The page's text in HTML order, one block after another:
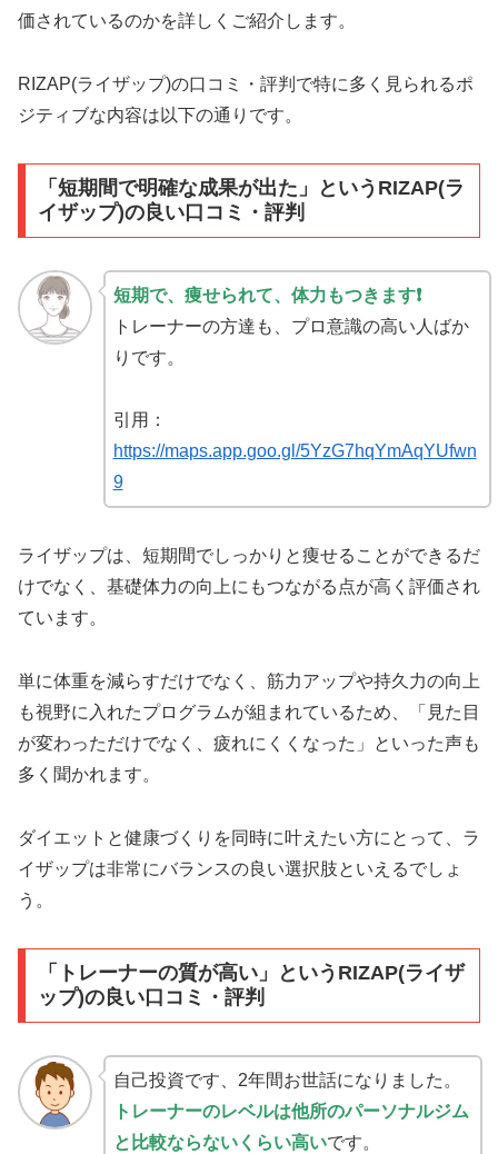
価されているのかを詳しくご紹介します。
RIZAP(ライザップ)の口コミ・評判で特に多く見られるポ
ジティブな内容は以下の通りです。
「短期間で明確な成果が出た」というRIZAP(ラ
イザップ)の良い口コミ・評判
短期で、痩せられて、体力もつきます❗
トレーナーの方達も、プロ意識の高い人ばか
りです。
引用：
https://maps.app.goo.gl/5YzG7hqYmAqYUfwn
9
ライザップは、短期間でしっかりと痩せることができるだ
けでなく、基礎体力の向上にもつながる点が高く評価され
ています。
単に体重を減らすだけでなく、筋力アップや持久力の向上
も視野に入れたプログラムが組まれているため、「見た目
が変わっただけでなく、疲れにくくなった」といった声も
多く聞かれます。
ダイエットと健康づくりを同時に叶えたい方にとって、ラ
イザップは非常にバランスの良い選択肢といえるでしょ
う。
「トレーナーの質が高い」というRIZAP(ライザ
ップ)の良い口コミ・評判
自己投資です、2年間お世話になりました。
トレーナーのレベルは他所のパーソナルジム
と比較ならないくらい高いです。